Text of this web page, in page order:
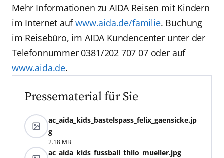
Mehr Informationen zu AIDA Reisen mit Kindern
im Internet aufwww.aida.de/familie. Buchung
im Reisebüro, im AIDA Kundencenter unter der
Telefonnummer 0381/202 707 07 oder auf
www.aida.de.
Pressematerial für Sie
ac_aida_kids_bastelspass_felix_gaensicke.jp
g
2.18 MB
ac_aida_kids_fussball_thilo_mueller.jpg